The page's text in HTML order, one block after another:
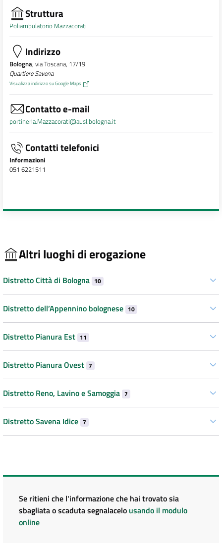
Struttura
Poliambulatorio Mazzacorati
Indirizzo
Bologna, via Toscana, 17/19
Quartiere Savena
Visualizza indirizzo su Google Maps
Contatto e-mail
portineria.Mazzacorati@ausl.bologna.it
Contatti telefonici
Informazioni
051 6221511
Altri luoghi di erogazione
Distretto Città di Bologna 10
Distretto dell’Appennino bolognese 10
Distretto Pianura Est 11
Distretto Pianura Ovest 7
Distretto Reno, Lavino e Samoggia 7
Distretto Savena Idice 7
Se ritieni che l'informazione che hai trovato sia
sbagliata o scaduta segnalacelo usando il modulo
online